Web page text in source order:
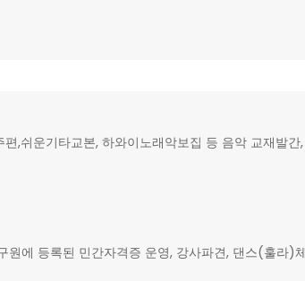
,쉬운기타교본, 하와이노래악보집 등 음악 교재발
원에 등록된 민간자격증 운영, 강사파견, 댄스(훌라)